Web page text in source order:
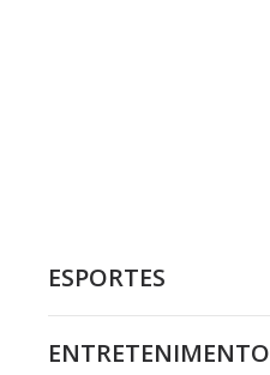
ESPORTES
ENTRETENIMENTO